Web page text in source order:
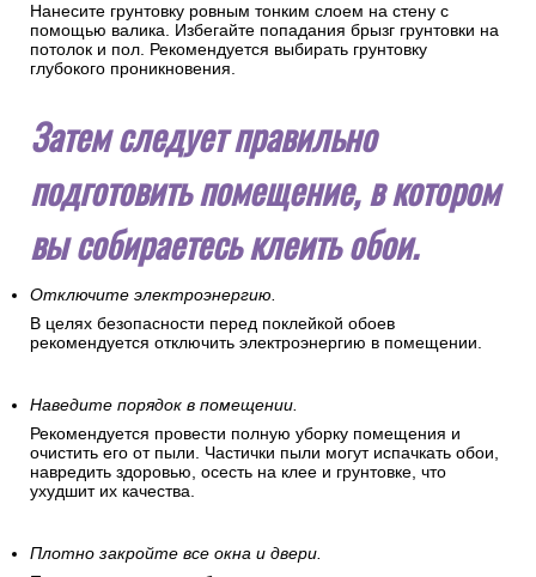
Нанесите грунтовку ровным тонким слоем на стену с
помощью валика. Избегайте попадания брызг грунтовки на
потолок и пол. Рекомендуется выбирать грунтовку
глубокого проникновения.
Затем следует правильно
подготовить помещение, в котором
вы собираетесь клеить обои.
Отключите электроэнергию.
В целях безопасности перед поклейкой обоев
рекомендуется отключить электроэнергию в помещении.
Наведите порядок в помещении.
Рекомендуется провести полную уборку помещения и
очистить его от пыли. Частички пыли могут испачкать обои,
навредить здоровью, осесть на клее и грунтовке, что
ухудшит их качества.
Плотно закройте все окна и двери.